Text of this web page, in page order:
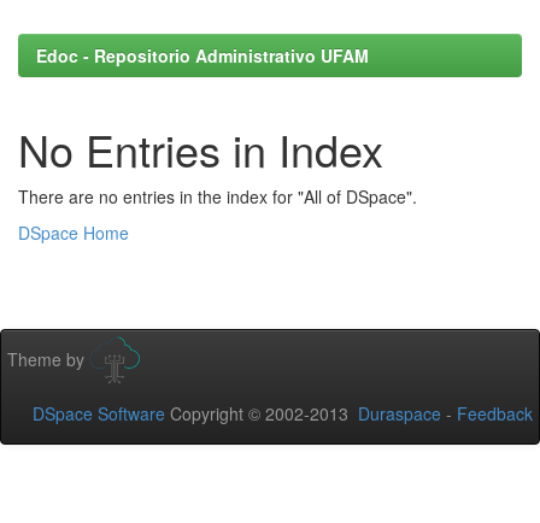
Edoc - Repositorio Administrativo UFAM
No Entries in Index
There are no entries in the index for "All of DSpace".
DSpace Home
Theme by
DSpace Software Copyright © 2002-2013 Duraspace - Feedback